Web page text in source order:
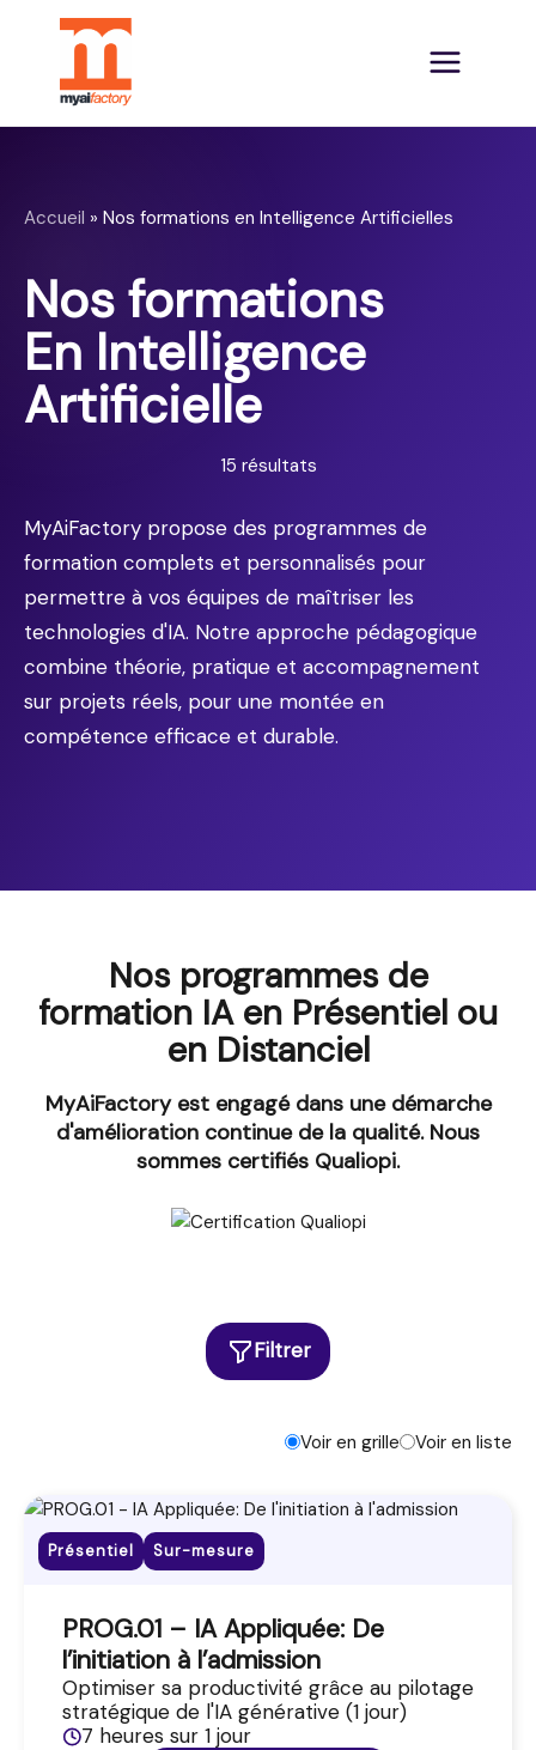
Accueil » Nos formations en Intelligence Artificielles
Nos formations
En Intelligence
Artificielle
15 résultats
MyAiFactory propose des programmes de
formation complets et personnalisés pour
permettre à vos équipes de maîtriser les
technologies d'IA. Notre approche pédagogique
combine théorie, pratique et accompagnement
sur projets réels, pour une montée en
compétence efficace et durable.
Nos programmes de
formation IA en Présentiel ou
en Distanciel
MyAiFactory est engagé dans une démarche
d'amélioration continue de la qualité. Nous
sommes certifiés Qualiopi.
Filtrer
Voir en grille Voir en liste
Présentiel Sur-mesure
PROG.01 – IA Appliquée: De
l’initiation à l’admission
Optimiser sa productivité grâce au pilotage
stratégique de l'IA générative (1 jour)
7 heures sur 1 jour